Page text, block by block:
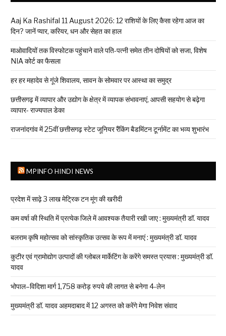
Aaj Ka Rashifal 11 August 2026: 12 राशियों के लिए कैसा रहेगा आज का
दिन? जानें प्यार, करियर, धन और सेहत का हाल
माओवादियों तक विस्फोटक पहुंचाने वाले पति-पत्नी समेत तीन दोषियों को सजा, विशेष
NIA कोर्ट का फैसला
हर हर महादेव से गूंजे शिवालय, सावन के सोमवार पर आस्था का समुद्र
छत्तीसगढ़ में व्यापार और उद्योग के क्षेत्र में व्यापक संभावनाएं, आपसी सहयोग से बढ़ेगा
व्यापार- राज्यपाल डेका
राजनांदगांव में 25वीं छत्तीसगढ़ स्टेट जूनियर रैंकिंग बैडमिंटन टूर्नामेंट का भव्य शुभारंभ
MPINFO HINDI NEWS
प्रदेश में साढ़े 3 लाख मेट्रिक टन मूंग की खरीदी
कम वर्षा की स्थिति में प्रत्येक जिले में आवश्यक तैयारी रखी जाए : मुख्यमंत्री डॉ. यादव
बलराम कृषि महोत्सव को सांस्कृतिक उत्सव के रूप में मनाएं : मुख्यमंत्री डॉ. यादव
कुटीर एवं ग्रामोद्योग उत्पादों की ग्लोबल मार्केटिंग के करेंगे समस्त प्रयास : मुख्यमंत्री डॉ.
यादव
भोपाल–विदिशा मार्ग 1,758 करोड़ रुपये की लागत से बनेगा 4-लेन
मुख्यमंत्री डॉ. यादव अहमदाबाद में 12 अगस्त को करेंगे मेगा निवेश संवाद